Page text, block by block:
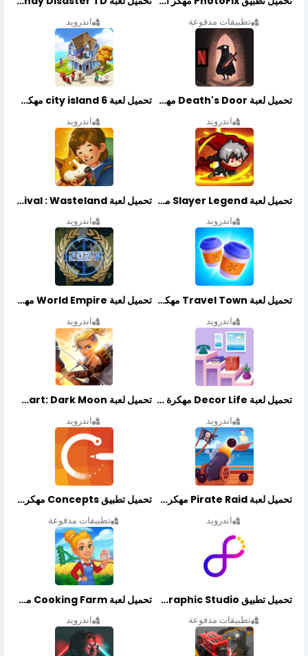
تطبيقات مدفوعة اندرويد
تحميل لعبة Death's Door مهكرة أخر إصدار
اندرويد
تحميل لعبة city island 6 مهكرة أخر إصدار
اندرويد
تحميل لعبة Slayer Legend مهكرة أخر إصدار
اندرويد
تحميل لعبة Merge Survival : Wasteland مهكرة أخر إصدار
اندرويد
تحميل لعبة Travel Town مهكرة أخر إصدار
اندرويد
تحميل لعبة World Empire مهكرة أخر إصدار
اندرويد
تحميل لعبة Decor Life مهكرة أخر إصدار
اندرويد
تحميل لعبة Lionheart: Dark Moon مهكرة أخر إصدار
اندرويد
تحميل لعبة Pirate Raid مهكرة أخر إصدار
اندرويد
تحميل تطبيق Concepts مهكر أخر إصدار
تطبيقات مدفوعة
تحميل تطبيق Graphic Studio مهكر أخر إصدار
تطبيقات مدفوعة
تحميل لعبة Cooking Farm مهكرة أخر إصدار
اندرويد